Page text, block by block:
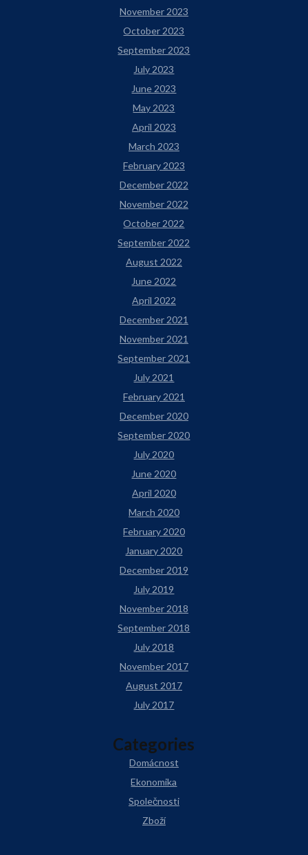
November 2023
October 2023
September 2023
July 2023
June 2023
May 2023
April 2023
March 2023
February 2023
December 2022
November 2022
October 2022
September 2022
August 2022
June 2022
April 2022
December 2021
November 2021
September 2021
July 2021
February 2021
December 2020
September 2020
July 2020
June 2020
April 2020
March 2020
February 2020
January 2020
December 2019
July 2019
November 2018
September 2018
July 2018
November 2017
August 2017
July 2017
Categories
Domácnost
Ekonomika
Společnosti
Zboží